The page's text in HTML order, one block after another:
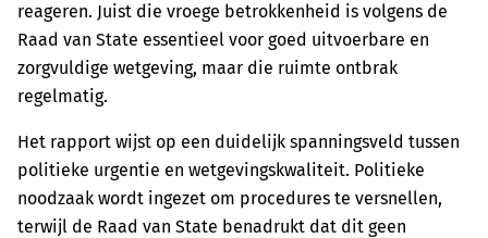
reageren. Juist die vroege betrokkenheid is volgens de
Raad van State essentieel voor goed uitvoerbare en
zorgvuldige wetgeving, maar die ruimte ontbrak
regelmatig.
Het rapport wijst op een duidelijk spanningsveld tussen
politieke urgentie en wetgevingskwaliteit. Politieke
noodzaak wordt ingezet om procedures te versnellen,
terwijl de Raad van State benadrukt dat dit geen